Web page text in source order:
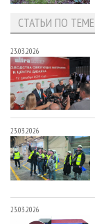
СТАТЬИ ПО ТЕМЕ
23.03.2026
23.03.2026
23.03.2026